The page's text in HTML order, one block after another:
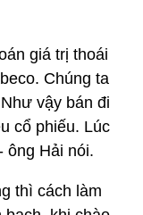
giá trị thoái
Chúng ta
vậy bán đi
cổ phiếu. Lúc
ông Hải nói.
thì cách làm